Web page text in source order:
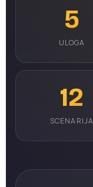
5
ULOGA
12
SCENARIJA